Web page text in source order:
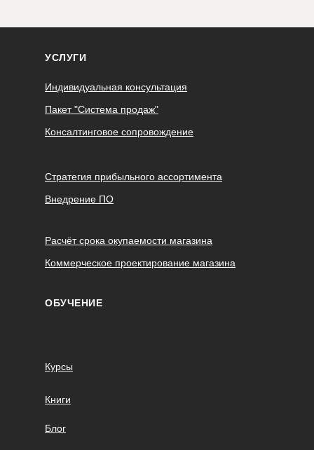
ОБУЧЕНИЕ
УСЛУГИ
Консалтинговое сопровождение
Книги
Блог
Стратегия прибыльного ассортимента
Расчёт срока окупаемости магазина
Внедрение ПО
Индивидуальная консультация
Курсы
Пакет "Система продаж"
Коммерческое проектирование магазина